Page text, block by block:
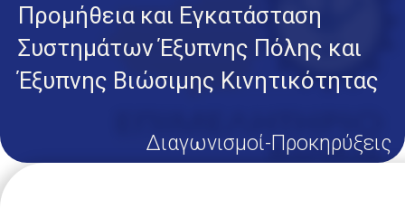
Προμήθεια και Εγκατάσταση
Συστημάτων Έξυπνης Πόλης και
Έξυπνης Βιώσιμης Κινητικότητας
Διαγωνισμοί-Προκηρύξεις